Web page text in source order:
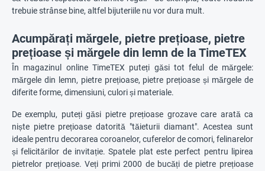
trebuie strânse bine, altfel bijuteriile nu vor dura mult.
Acumpărați mărgele, pietre prețioase, pietre
prețioase și mărgele din lemn de la TimeTEX
În magazinul online TimeTEX puteți găsi tot felul de mărgele:
mărgele din lemn, pietre prețioase, pietre prețioase și mărgele de
diferite forme, dimensiuni, culori și materiale.
De exemplu, puteți găsi pietre prețioase grozave care arată ca
niște pietre prețioase datorită "tăieturii diamant". Acestea sunt
ideale pentru decorarea coroanelor, cuferelor de comori, felinarelor
și felicitărilor de invitație. Spatele plat este perfect pentru lipirea
pietrelor prețioase. Veți primi 2000 de bucăți de pietre prețioase